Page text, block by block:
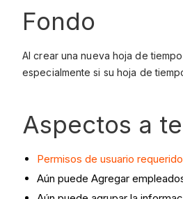
Fondo
Al crear una nueva hoja de
especialmente si su hoja de
Aspectos a
Permisos de usuario
Aún puede Agregar